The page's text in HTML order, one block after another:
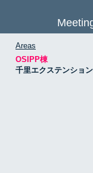
Areas
OSIPP棟
千里エクステンション